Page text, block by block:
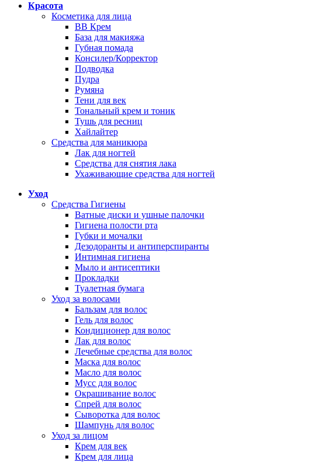
Красота
Косметика для лица
BB Крем
База для макияжа
Губная помада
Консилер/Корректор
Подводка
Пудра
Румяна
Тени для век
Тональный крем и тоник
Тушь для ресниц
Хайлайтер
Средства для маникюра
Лак для ногтей
Средства для снятия лака
Ухаживающие средства для ногтей
Уход
Средства Гигиены
Ватные диски и ушные палочки
Гигиена полости рта
Губки и мочалки
Дезодоранты и антиперспиранты
Интимная гигиена
Мыло и антисептики
Прокладки
Туалетная бумага
Уход за волосами
Бальзам для волос
Гель для волос
Кондиционер для волос
Лак для волос
Лечебные средства для волос
Маска для волос
Масло для волос
Мусс для волос
Окрашивание волос
Спрей для волос
Сыворотка для волос
Шампунь для волос
Уход за лицом
Крем для век
Крем для лица